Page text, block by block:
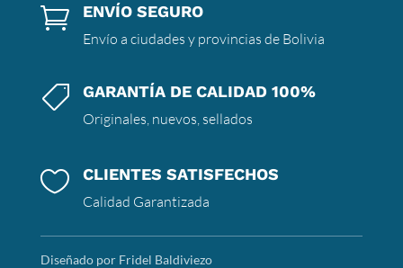
 ENVÍO SEGURO
Envío a ciudades y provincias de Bolivia
 GARANTÍA DE CALIDAD 100%
Originales, nuevos, sellados
 CLIENTES SATISFECHOS
Calidad Garantizada
Diseñado por Fridel Baldiviezo